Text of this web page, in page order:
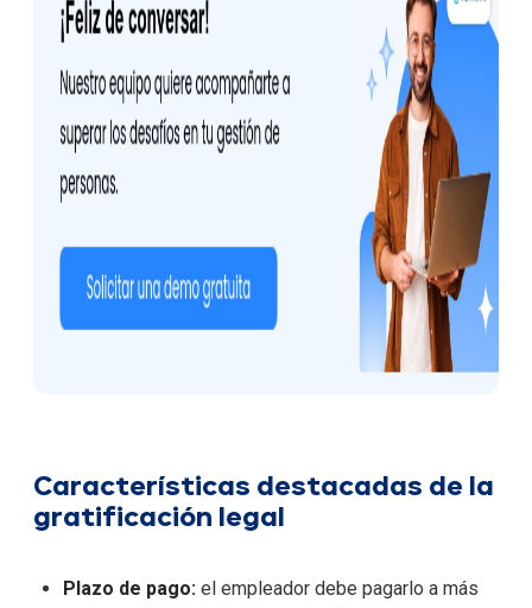
Características destacadas de la
gratificación legal
Plazo de pago: el empleador debe pagarlo a más